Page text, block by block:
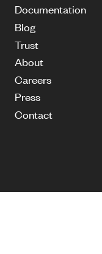
Documentation
Blog
Trust
About
Careers
Press
Contact